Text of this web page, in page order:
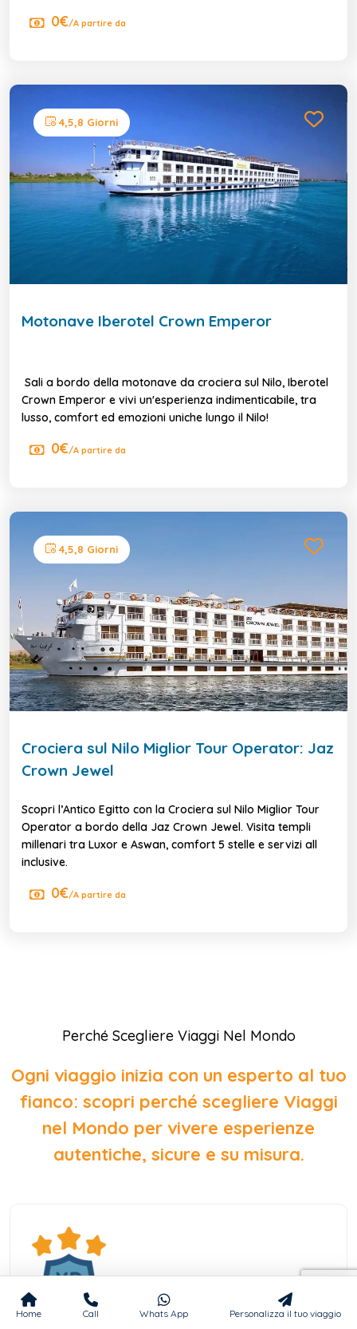
0€/A partire da
4,5,8 Giorni
Motonave Iberotel Crown Emperor
Sali a bordo della motonave da crociera sul Nilo, Iberotel
Crown Emperor e vivi un'esperienza indimenticabile, tra
lusso, comfort ed emozioni uniche lungo il Nilo!
0€/A partire da
4,5,8 Giorni
Crociera sul Nilo Miglior Tour Operator: Jaz
Crown Jewel
Scopri l’Antico Egitto con la Crociera sul Nilo Miglior Tour
Operator a bordo della Jaz Crown Jewel. Visita templi
millenari tra Luxor e Aswan, comfort 5 stelle e servizi all
inclusive.
0€/A partire da
Perché Scegliere Viaggi Nel Mondo
Ogni viaggio inizia con un esperto al tuo
fianco: scopri perché scegliere Viaggi
nel Mondo per vivere esperienze
autentiche, sicure e su misura.
Home Call Whats App Personalizza il tuo viaggio